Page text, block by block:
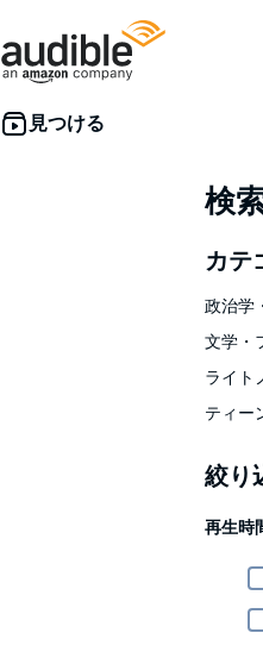
検
カテ
政治学
文学・
ライト
ティー
絞り
再生時